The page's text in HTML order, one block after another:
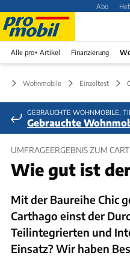
Abo
Alle pro+ Artikel Finanzierung
Wohnmobile Einzeltest
GEBRAUCHTE WOHNMOBILE,
Gebrauchte
UMFRAGEERGEBNIS ZUM
Wie gut ist
Mit der Baureihe Chic
Carthago einst der
Teilintegrierten und
Einsatz? Wir haben